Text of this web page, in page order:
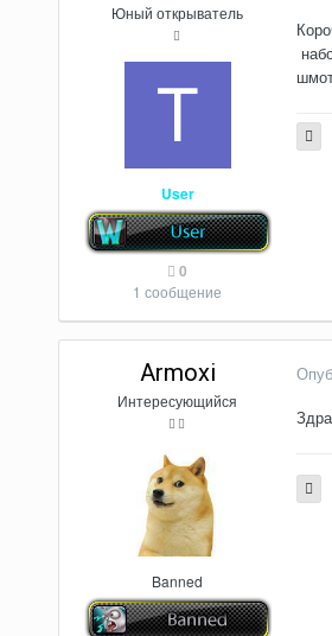
Юный открыватель
User
0
1 сообщение
Armoxi
Интересующийся
Banned